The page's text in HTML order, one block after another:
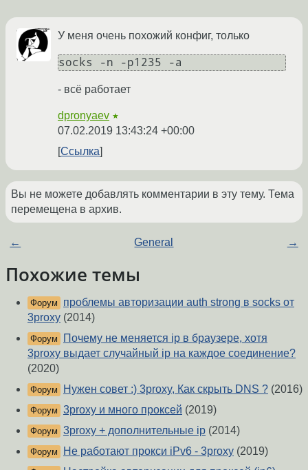
У меня очень похожий конфиг, только
- всё работает
dpronyaev ★
07.02.2019 13:43:24 +00:00
Ссылка
Вы не можете добавлять комментарии в эту тему. Тема
перемещена в архив.
← General →
Похожие темы
Форум
проблемы авторизации auth strong в socks от
3proxy (2014)
Форум
Почему не меняется ip в браузере, хотя
3proxy выдает случайный ip на каждое соединение?
(2020)
Форум Нужен совет :) 3proxy, Как скрыть DNS ? (2016)
Форум 3proxy и много проксей (2019)
Форум 3proxy + дополнительные ip (2014)
Форум Не работают прокси iPv6 - 3proxy (2019)